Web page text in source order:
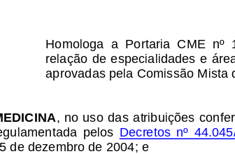
Homologa  a  Portaria  CME  nº
relação de especialidades e
aprovadas pela Comissão Mista
, no uso das atribuições
pelos Decretos  nº
de dezembro de 2004; e